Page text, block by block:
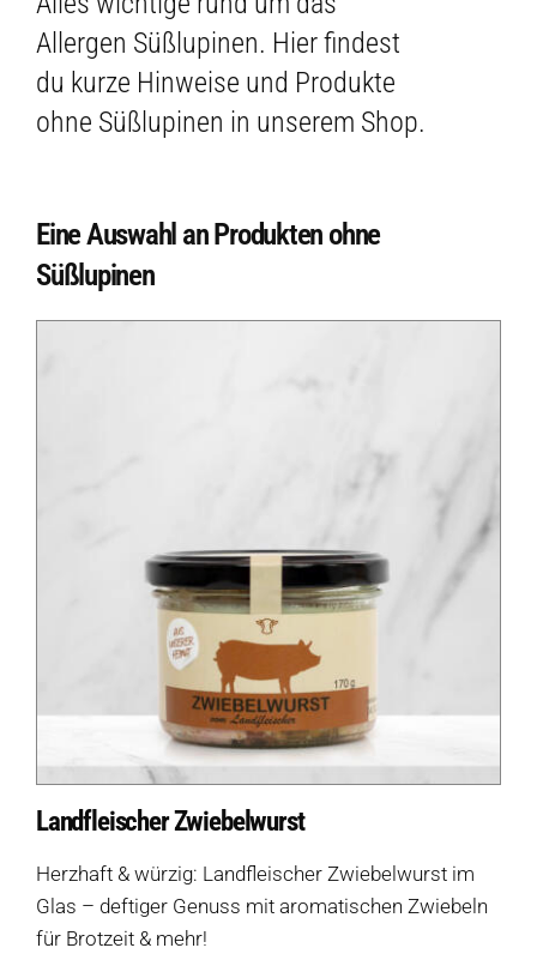
Allergen Süßlupinen. Hier findest
du kurze Hinweise und Produkte
ohne Süßlupinen in unserem Shop.
Eine Auswahl an Produkten ohne
Süßlupinen
Landfleischer Zwiebelwurst
Herzhaft & würzig: Landfleischer Zwiebelwurst im
Glas – deftiger Genuss mit aromatischen Zwiebeln
für Brotzeit & mehr!